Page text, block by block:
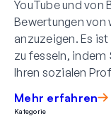
YouTube und von
Bewertungen
anzuzeigen. Es
zu fesseln, indem
Ihren sozialen
Mehr erfahren
Kategorie